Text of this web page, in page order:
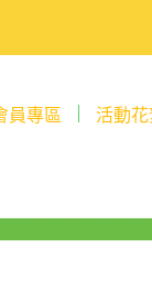
員專區 活動花